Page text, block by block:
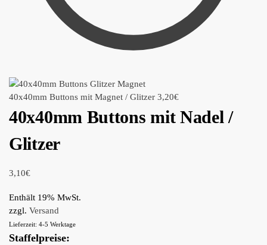
40x40mm Buttons mit Magnet / Glitzer 3,20€
40x40mm Buttons mit Nadel /
Glitzer
3,10€
Enthält 19% MwSt.
zzgl. Versand
Lieferzeit: 4-5 Werktage
Staffelpreise: